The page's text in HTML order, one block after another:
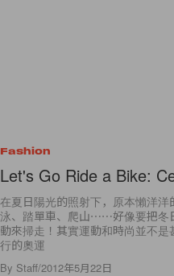
Fashion
Let's Go Ride a Bike:
在夏日陽光的照射下，原本懶洋
泳、踏單車、爬山⋯⋯好像要把冬
動來掃走！其實運動和時尚並不
行的奧運
By Staff/2012年5月22日